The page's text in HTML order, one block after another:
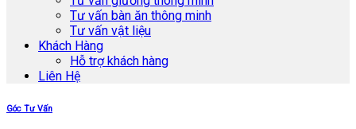
Tư vấn bàn ăn thông minh
Tư vấn vật liệu
Khách Hàng
Hỗ trợ khách hàng
Liên Hệ
Góc Tư Vấn